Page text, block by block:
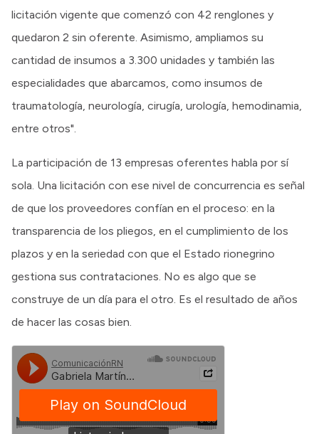
licitación vigente que comenzó con 42 renglones y
quedaron 2 sin oferente. Asimismo, ampliamos su
cantidad de insumos a 3.300 unidades y también las
especialidades que abarcamos, como insumos de
traumatología, neurología, cirugía, urología, hemodinamia,
entre otros".
La participación de 13 empresas oferentes habla por sí
sola. Una licitación con ese nivel de concurrencia es señal
de que los proveedores confían en el proceso: en la
transparencia de los pliegos, en el cumplimiento de los
plazos y en la seriedad con que el Estado rionegrino
gestiona sus contrataciones. No es algo que se
construye de un día para el otro. Es el resultado de años
de hacer las cosas bien.